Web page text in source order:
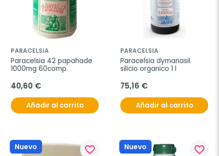
PARACELSIA
Paracelsia 42 papahade
1000mg 60comp.
40,60 €
Añadir al carrito
PARACELSIA
Paracelsia dymanasil
silicio organico 1 l
75,16 €
Añadir al carrito
Nuevo favorite_border Nuevo favorite_border